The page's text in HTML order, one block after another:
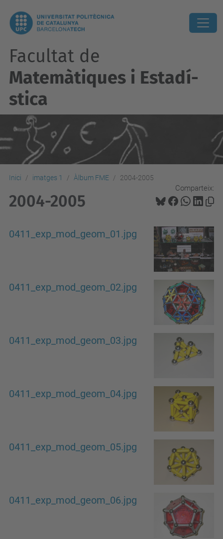
Facultat de
Matemàtiques i Estadí­
stica
Inici imatges 1 Àlbum FME 2004-2005
Comparteix:
2004-2005
0411_exp_mod_geom_01.jpg
0411_exp_mod_geom_02.jpg
0411_exp_mod_geom_03.jpg
0411_exp_mod_geom_04.jpg
0411_exp_mod_geom_05.jpg
0411_exp_mod_geom_06.jpg